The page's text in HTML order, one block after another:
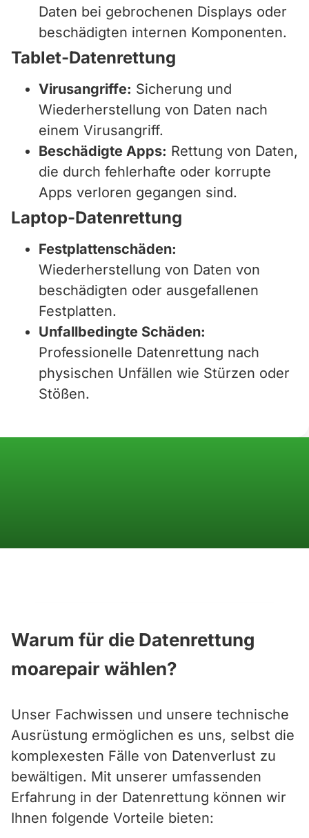
Daten bei gebrochenen Displays oder
beschädigten internen Komponenten.
Tablet-Datenrettung
Virusangriffe: Sicherung und
Wiederherstellung von Daten nach
einem Virusangriff.
Beschädigte Apps: Rettung von Daten,
die durch fehlerhafte oder korrupte
Apps verloren gegangen sind.
Laptop-Datenrettung
Festplattenschäden:
Wiederherstellung von Daten von
beschädigten oder ausgefallenen
Festplatten.
Unfallbedingte Schäden:
Professionelle Datenrettung nach
physischen Unfällen wie Stürzen oder
Stößen.
Warum für die Datenrettung
moarepair wählen?
Unser Fachwissen und unsere technische
Ausrüstung ermöglichen es uns, selbst die
komplexesten Fälle von Datenverlust zu
bewältigen. Mit unserer umfassenden
Erfahrung in der Datenrettung können wir
Ihnen folgende Vorteile bieten: